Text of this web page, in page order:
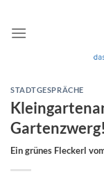
Inhalt
springen
STADTGESPRÄCHE
Gartenzwerg!
Ein grünes Fleckerl